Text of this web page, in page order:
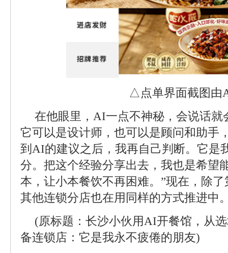
△点单界面截图由
在他眼里，AI一点不神秘，会说话就
它可以是设计师，也可以是顾问和助手
到AI的建议之后，我再自己判断。它是
分。把这个经验分享出去，我也是希望
本，让小本餐饮不再困难。”现在，除
其他连锁分店也在用同样的方式推进中
(原标题：长沙小伙用AI开餐馆，从
备连锁店：它是我永不疲倦的朋友)